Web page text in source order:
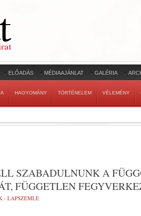
ELŐADÁS MÉDIAAJÁNLAT GALÉRIA
HAGYOMÁNY TÖRTÉNELEM VÉLEMÉNY
SZABADULNUNK A
FÜGGETLEN
- LAPSZEMLE